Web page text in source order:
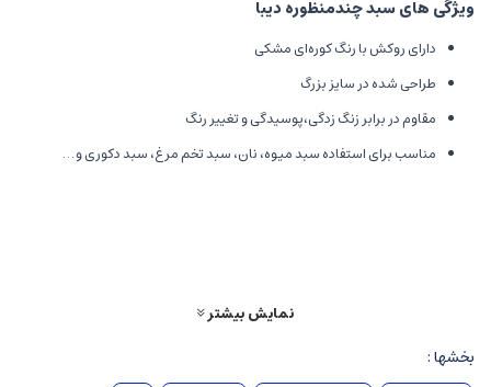
ویژگی های سبد چندمنظوره دیبا
دارای روکش با رنگ کوره‌ای مشکی
طراحی شده در سایز بزرگ
مقاوم در برابر زنگ زدگی،پوسیدگی و تغییر رنگ
مناسب برای استفاده سبد میوه، نان، سبد تخم مرغ، سبد دکوری و …
نمایش بیشتر
بخشها :